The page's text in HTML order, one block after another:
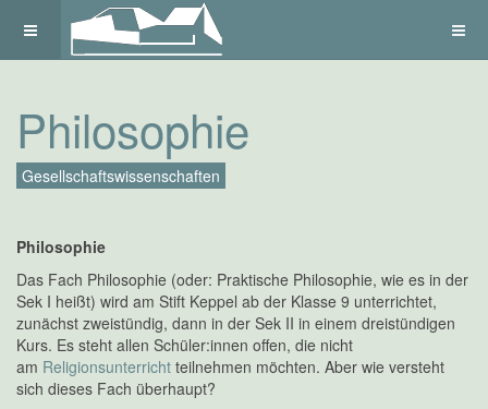
Philosophie
Gesellschaftswissenschaften
Philosophie
Das Fach Philosophie (oder: Praktische Philosophie, wie es in der
Sek I heißt) wird am Stift Keppel ab der Klasse 9 unterrichtet,
zunächst zweistündig, dann in der Sek II in einem dreistündigen
Kurs. Es steht allen Schüler:innen offen, die nicht
am Religionsunterricht teilnehmen möchten. Aber wie versteht
sich dieses Fach überhaupt?